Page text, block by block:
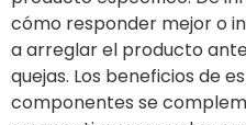
cómo responder mejor o
a arreglar el producto
quejas. Los beneficios de
componentes se